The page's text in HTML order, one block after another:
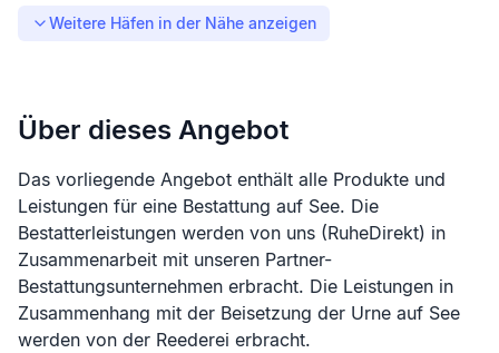
Weitere Häfen in der Nähe anzeigen
Über dieses Angebot
Das vorliegende Angebot enthält alle Produkte und
Leistungen für eine Bestattung auf See. Die
Bestatterleistungen werden von uns (RuheDirekt) in
Zusammenarbeit mit unseren Partner-
Bestattungsunternehmen erbracht. Die Leistungen in
Zusammenhang mit der Beisetzung der Urne auf See
werden von der Reederei erbracht.